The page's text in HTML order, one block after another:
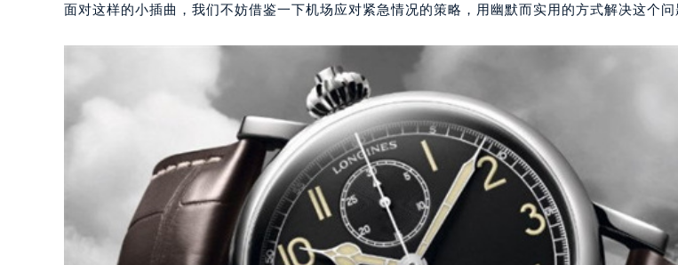
面对这样的小插曲，我们不妨借鉴一下机场应对紧急情况的策略，用幽默而实用的方式解决这个问